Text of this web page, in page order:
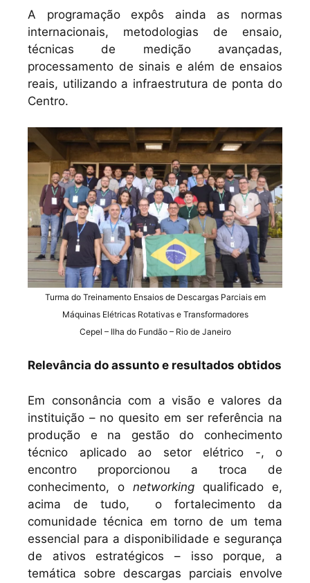
A programação expôs ainda as normas
internacionais, metodologias de ensaio,
técnicas de medição avançadas,
processamento de sinais e além de ensaios
reais, utilizando a infraestrutura de ponta do
Centro.
Turma do Treinamento Ensaios de Descargas Parciais em
Máquinas Elétricas Rotativas e Transformadores
Cepel – Ilha do Fundão – Rio de Janeiro
Relevância do assunto e resultados obtidos
Em consonância com a visão e valores da
instituição – no quesito em ser referência na
produção e na gestão do conhecimento
técnico aplicado ao setor elétrico -, o
encontro proporcionou a troca de
conhecimento, o networking qualificado e,
acima de tudo, o fortalecimento da
comunidade técnica em torno de um tema
essencial para a disponibilidade e segurança
de ativos estratégicos – isso porque, a
temática sobre descargas parciais envolve